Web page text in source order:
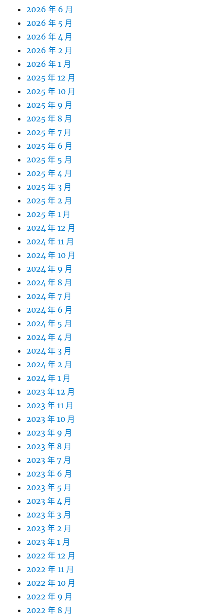
2026 年 6 月
2026 年 5 月
2026 年 4 月
2026 年 2 月
2026 年 1 月
2025 年 12 月
2025 年 10 月
2025 年 9 月
2025 年 8 月
2025 年 7 月
2025 年 6 月
2025 年 5 月
2025 年 4 月
2025 年 3 月
2025 年 2 月
2025 年 1 月
2024 年 12 月
2024 年 11 月
2024 年 10 月
2024 年 9 月
2024 年 8 月
2024 年 7 月
2024 年 6 月
2024 年 5 月
2024 年 4 月
2024 年 3 月
2024 年 2 月
2024 年 1 月
2023 年 12 月
2023 年 11 月
2023 年 10 月
2023 年 9 月
2023 年 8 月
2023 年 7 月
2023 年 6 月
2023 年 5 月
2023 年 4 月
2023 年 3 月
2023 年 2 月
2023 年 1 月
2022 年 12 月
2022 年 11 月
2022 年 10 月
2022 年 9 月
2022 年 8 月